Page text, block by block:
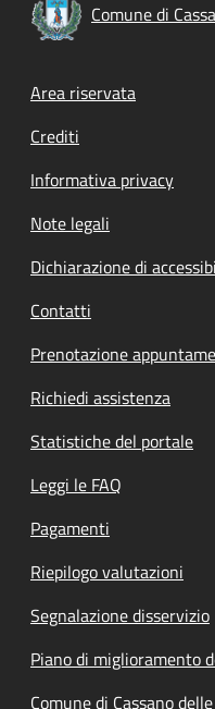
Comune di
Footer menu
Area riservata
Crediti
Informativa privacy
Note legali
Dichiarazione di
Contatti
Prenotazione
Richiedi assistenza
Statistiche del portale
Leggi le FAQ
Pagamenti
Riepilogo valutazioni
Segnalazione disservizio
Piano di miglioramento
Comune di Cassano